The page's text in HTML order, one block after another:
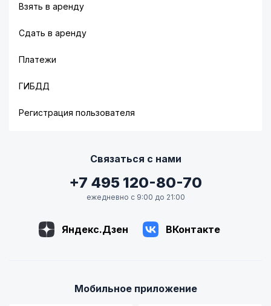
Взять в аренду
Сдать в аренду
Платежи
ГИБДД
Регистрация пользователя
Связаться с нами
+7 495 120-80-70
ежедневно с 9:00 до 21:00
Яндекс.Дзен ВКонтакте
Мобильное приложение